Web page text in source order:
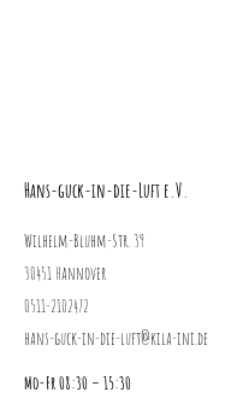
Hans-guck-in-die-Luft e.V.
Wilhelm-Bluhm-Str. 39
30451 Hannover
0511-2102472
hans-guck-in-die-luft@kila-ini.de
Mo-Fr 08:30 – 15:30